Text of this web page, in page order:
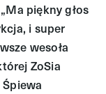
piękny głos
i super
wesoła
ZoSia